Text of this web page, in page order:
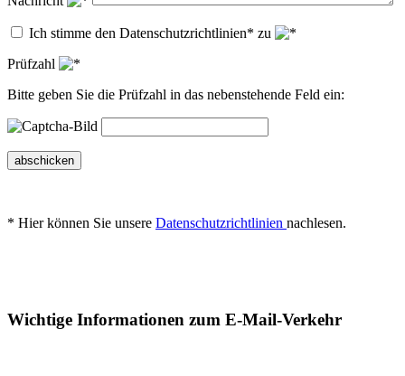
Ich stimme den Datenschutzrichtlinien* zu
Prüfzahl
Bitte geben Sie die Prüfzahl in das nebenstehende Feld ein:
abschicken
* Hier können Sie unsere Datenschutzrichtlinien nachlesen.
Wichtige Informationen zum E-Mail-Verkehr